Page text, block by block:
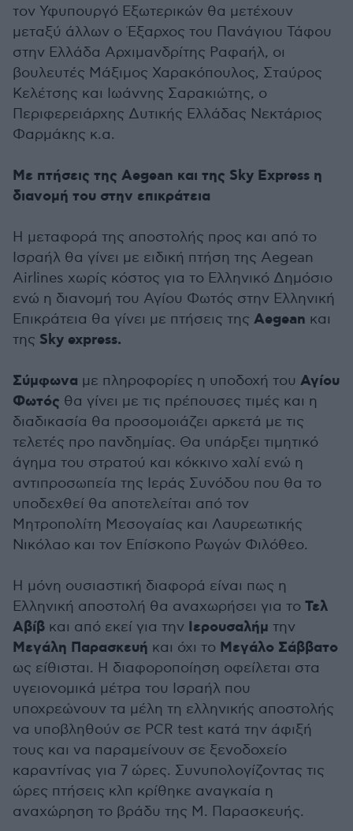
τον Υφυπουργό Εξωτερικών θα μετέχουν
μεταξύ άλλων ο Έξαρχος του Πανάγιου Τάφου
στην Ελλάδα Αρχιμανδρίτης Ραφαήλ, οι
βουλευτές Μάξιμος Χαρακόπουλος, Σταύρος
Κελέτσης και Ιωάννης Σαρακιώτης, ο
Περιφερειάρχης Δυτικής Ελλάδας Νεκτάριος
Φαρμάκης κ.α.
Με πτήσεις της Aegean και της Sky Express η
διανομή του στην επικράτεια
Η μεταφορά της αποστολής προς και από το
Ισραήλ θα γίνει με ειδική πτήση της Aegean
Airlines χωρίς κόστος για το Ελληνικό Δημόσιο
ενώ η διανομή του Αγίου Φωτός στην Ελληνική
Επικράτεια θα γίνει με πτήσεις της Aegean και
της Sky express.
Σύμφωνα με πληροφορίες η υποδοχή του Αγίου
Φωτός θα γίνει με τις πρέπουσες τιμές και η
διαδικασία θα προσομοιάζει αρκετά με τις
τελετές προ πανδημίας. Θα υπάρξει τιμητικό
άγημα του στρατού και κόκκινο χαλί ενώ η
αντιπροσωπεία της Ιεράς Συνόδου που θα το
υποδεχθεί θα αποτελείται από τον
Μητροπολίτη Μεσογαίας και Λαυρεωτικής
Νικόλαο και τον Επίσκοπο Ρωγών Φιλόθεο.
Η μόνη ουσιαστική διαφορά είναι πως η
Ελληνική αποστολή θα αναχωρήσει για το Τελ
Αβίβ και από εκεί για την Ιερουσαλήμ την
Μεγάλη Παρασκευή και όχι το Μεγάλο Σάββατο
ως είθισται. Η διαφοροποίηση οφείλεται στα
υγειονομικά μέτρα του Ισραήλ που
υποχρεώνουν τα μέλη τη ελληνικής αποστολής
να υποβληθούν σε PCR test κατά την άφιξή
τους και να παραμείνουν σε ξενοδοχείο
καραντίνας για 7 ώρες. Συνυπολογίζοντας τις
ώρες πτήσεις κλπ κρίθηκε αναγκαία η
αναχώρηση το βράδυ της Μ. Παρασκευής.